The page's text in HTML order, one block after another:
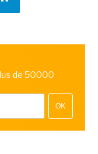
de 50000
OK